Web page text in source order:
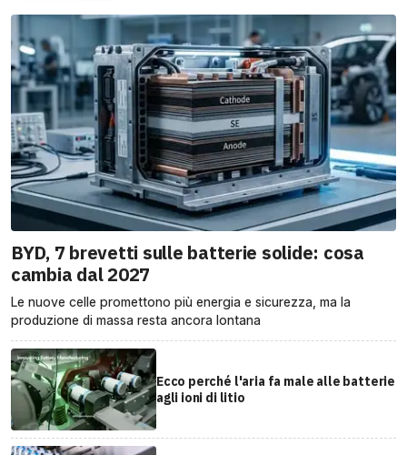
BYD, 7 brevetti sulle batterie solide: cosa
cambia dal 2027
Le nuove celle promettono più energia e sicurezza, ma la
produzione di massa resta ancora lontana
Ecco perché l'aria fa male alle batterie
agli ioni di litio